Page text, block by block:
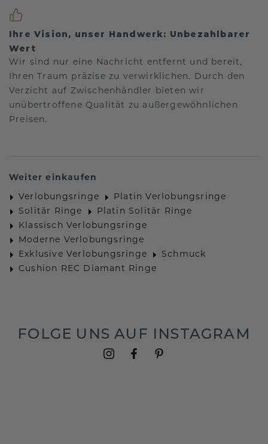
Ihre Vision, unser Handwerk: Unbezahlbarer
Wert
Wir sind nur eine Nachricht entfernt und bereit,
Ihren Traum präzise zu verwirklichen. Durch den
Verzicht auf Zwischenhändler bieten wir
unübertroffene Qualität zu außergewöhnlichen
Preisen.
Weiter einkaufen
Verlobungsringe
Platin Verlobungsringe
Solitär Ringe
Platin Solitär Ringe
Klassisch Verlobungsringe
Moderne Verlobungsringe
Exklusive Verlobungsringe
Schmuck
Cushion REC Diamant Ringe
FOLGE UNS AUF INSTAGRAM